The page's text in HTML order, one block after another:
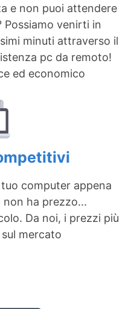
e non puoi attendere
Possiamo venirti in
minuti attraverso il
pc da remoto!
ed economico
computer appena
non ha prezzo...
Da noi, i prezzi più
mercato